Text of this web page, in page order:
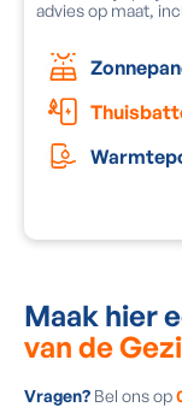
advies op maat,
Maak hier
van de
Vragen? Bel ons op